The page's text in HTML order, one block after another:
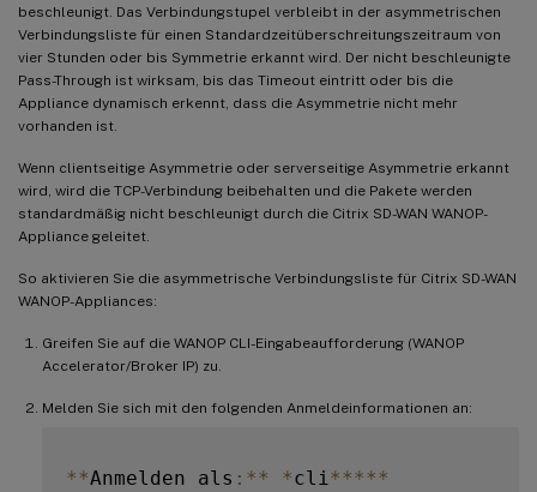
beschleunigt. Das Verbindungstupel verbleibt in der asymmetrischen
Verbindungsliste für einen Standardzeitüberschreitungszeitraum von
vier Stunden oder bis Symmetrie erkannt wird. Der nicht beschleunigte
Pass-Through ist wirksam, bis das Timeout eintritt oder bis die
Appliance dynamisch erkennt, dass die Asymmetrie nicht mehr
vorhanden ist.
Wenn clientseitige Asymmetrie oder serverseitige Asymmetrie erkannt
wird, wird die TCP-Verbindung beibehalten und die Pakete werden
standardmäßig nicht beschleunigt durch die Citrix SD-WAN WANOP-
Appliance geleitet.
So aktivieren Sie die asymmetrische Verbindungsliste für Citrix SD-WAN
WANOP-Appliances:
Greifen Sie auf die WANOP CLI-Eingabeaufforderung (WANOP
Accelerator/Broker IP) zu.
Melden Sie sich mit den folgenden Anmeldeinformationen an:
**Anmelden als : ** *cli*****